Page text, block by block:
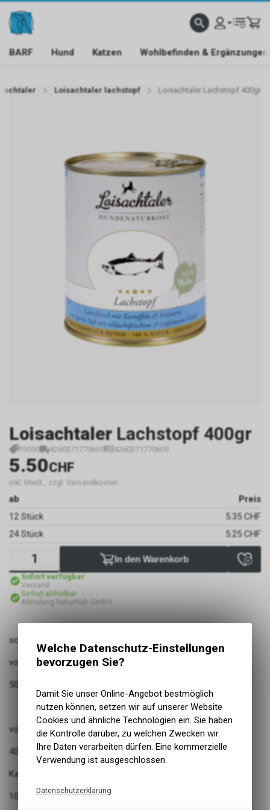
BARF Hund Katzen Wohlbefinden & Ergänzungen
Loisachtaler lachstopf Loisachtaler Lachstopf 400gr
Loisachtaler Lachstopf 400gr
P3050 4260371770605 4260371770605
5.50CHF
inkl. MwSt., zzgl. Versandkosten
ab
Preis
12 Stück
5.35 CHF
24 Stück
5.25 CHF
In den Warenkorb
Sofort verfügbar
Versand
Sofort abholbar
Abholung NaturNah GmbH
schlachtfrisches Fleisch
vom Lachs:
50,0%
vom Rind:
40,0% (davon Muskelfleisch: 70%, Innereien: 30%)
Kartoffeln, Petersilie, Dill:
10,00%
Welche Datenschutz-Einstellungen
bevorzugen Sie?
Damit Sie unser Online-Angebot bestmöglich
nutzen können, setzen wir auf unserer Website
Cookies und ähnliche Technologien ein. Sie haben
die Kontrolle darüber, zu welchen Zwecken wir
Ihre Daten verarbeiten dürfen. Eine kommerzielle
Verwendung ist ausgeschlossen.
Datenschutzerklärung